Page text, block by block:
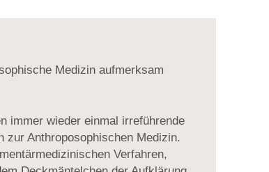
Medizin aufmerksam
immer wieder einmal irreführende
zur Anthroposophischen Medizin.
Verfahren,